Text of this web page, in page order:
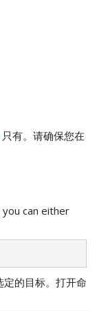
只有。请确保您在
can either
的目标。打开命